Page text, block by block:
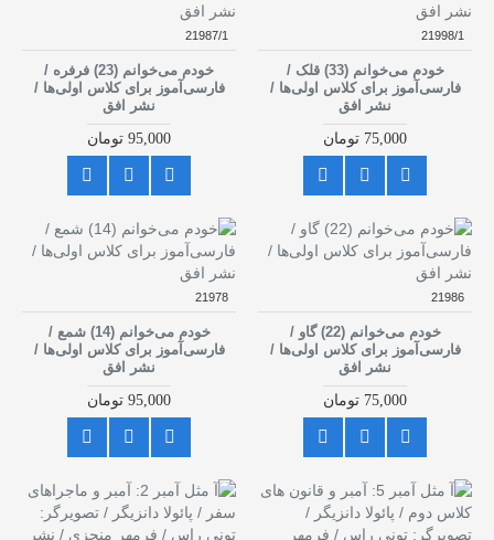
21998/1
خودم می‌خوانم (33) قلک /
فارسی‌آموز برای کلاس اولی‌ها /
نشر افق
75,000 تومان
21987/1
خودم می‌خوانم (23) فرفره /
فارسی‌آموز برای کلاس اولی‌ها /
نشر افق
95,000 تومان
21986
خودم می‌خوانم (22) گاو /
فارسی‌آموز برای کلاس اولی‌ها /
نشر افق
75,000 تومان
21978
خودم می‌خوانم (14) شمع /
فارسی‌آموز برای کلاس اولی‌ها /
نشر افق
95,000 تومان